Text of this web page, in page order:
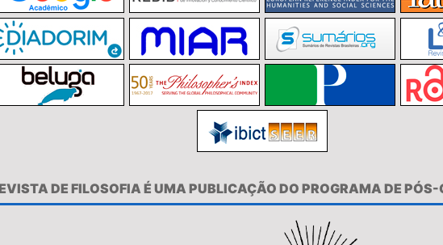
DE FILOSOFIA É UMA PUBLICAÇÃO DO PROGRAMA DE